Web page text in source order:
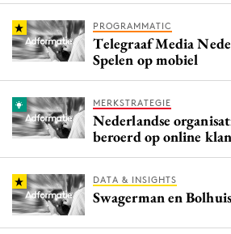
PROGRAMMATIC
Telegraaf Media
Spelen op mobiel
MERKSTRATEGIE
Nederlandse
beroerd op online
DATA & INSIGHTS
Swagerman en